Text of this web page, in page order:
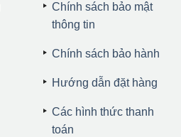
Chính sách bảo mật
thông tin
Chính sách bảo hành
Hướng dẫn đặt hàng
Các hình thức thanh
toán